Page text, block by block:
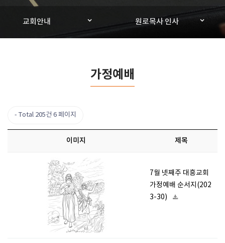
교회안내 원로목사 인사
가정예배
Total 205건 6 페이지
이미지 제목
7월 넷째주 대흥교회
가정예배 순서지(202
3-30)